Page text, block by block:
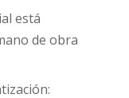
está
de obra